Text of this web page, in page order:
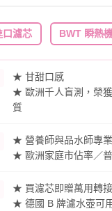
口濾芯 BWT 瞬熱
★ 甘甜口感
★ 歐洲千人盲測，榮
質
★ 營養師與品水師專
★ 歐洲家庭市佔率／
★ 買濾芯即贈萬用轉
★ 德國 B 牌濾水壺可